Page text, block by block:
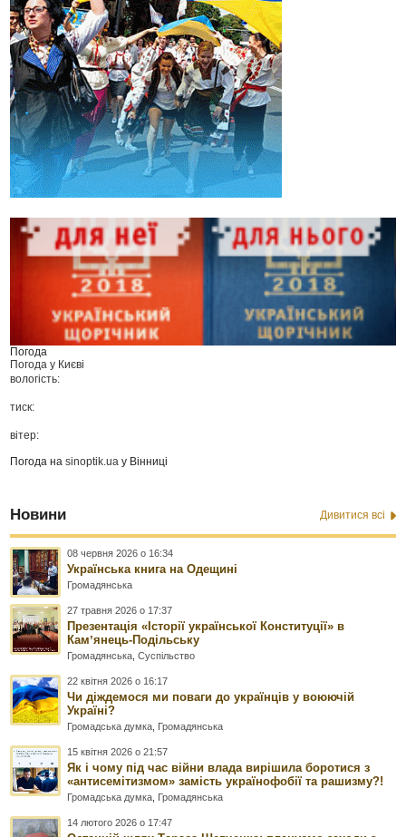
Погода
Погода у Києві
вологість:
тиск:
вітер:
Погода наsinoptik.ua у Вінниці
Новини Дивитися всі
08 червня 2026 о 16:34
Українська книга на Одещині
Громадянська
27 травня 2026 о 17:37
Презентація «Історії української Конституції» в
Камʼянець-Подільську
Громадянська ,Суспільство
22 квітня 2026 о 16:17
Чи діждемося ми поваги до українців у воюючій
Україні?
Громадська думка Громадянська
15 квітня 2026 о 21:57
Як і чому під час війни влада вирішила боротися з
«антисемітизмом» замість українофобії та рашизму?!
Громадська думка Громадянська
14 лютого 2026 о 17:47